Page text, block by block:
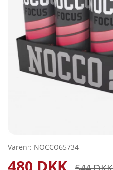
Varenr: NOCCO65734
480 DKK